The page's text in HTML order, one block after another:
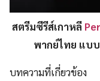
สตรีมซีรีส์เกาหลี
พากย์ไทย แบ
บทความที่เกี่ยวข้อง